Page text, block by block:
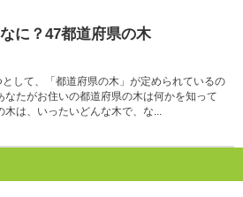
に？47都道府県の木
して、「都道府県の木」が定められているの
なたがお住いの都道府県の木は何かを知って
木は、いったいどんな木で、な...